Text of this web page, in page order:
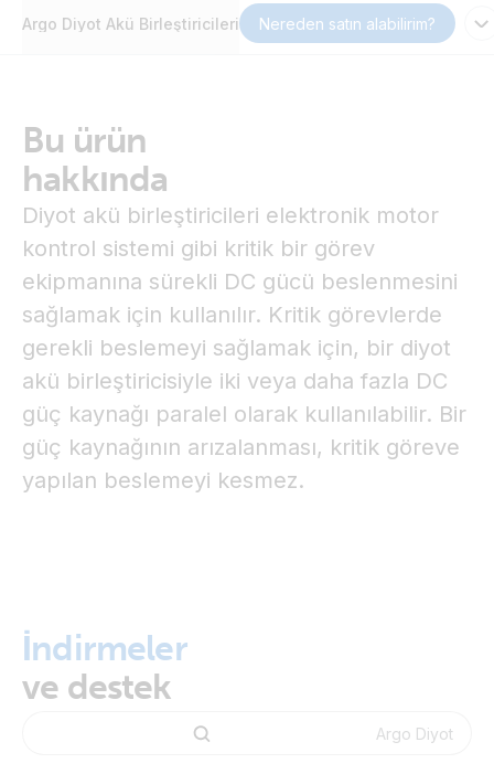
Argo Diyot Akü Birleştiricileri Nereden satın alabilirim?
Bu ürün
hakkında
Diyot akü birleştiricileri elektronik motor
kontrol sistemi gibi kritik bir görev
ekipmanına sürekli DC gücü beslenmesini
sağlamak için kullanılır. Kritik görevlerde
gerekli beslemeyi sağlamak için, bir diyot
akü birleştiricisiyle iki veya daha fazla DC
güç kaynağı paralel olarak kullanılabilir. Bir
güç kaynağının arızalanması, kritik göreve
yapılan beslemeyi kesmez.
İndirmeler
ve destek